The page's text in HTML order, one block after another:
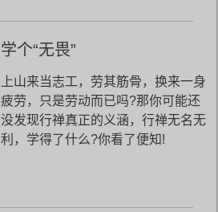
学个“无畏”
上山来当志工，劳其筋骨，换来一身
疲劳，只是劳动而已吗?那你可能还
没发现行禅真正的义涵，行禅无名无
利，学得了什么?你看了便知!